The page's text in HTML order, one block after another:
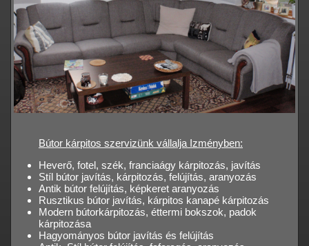
Bútor kárpitos szervizünk vállalja Izményben:
Heverő, fotel, szék, franciaágy kárpitozás, javítás
Stíl bútor javítás, kárpitozás, felújítás, aranyozás
Antik bútor felújítás, képkeret aranyozás
Rusztikus bútor javítás, kárpitos kanapé kárpitozás
Modern bútorkárpitozás, éttermi bokszok, padok
kárpitozása
Hagyományos bútor javítás és felújítás